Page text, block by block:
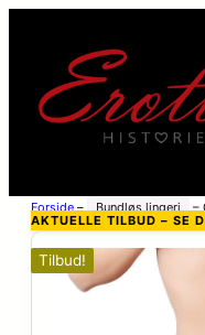
Forside– Bundløs lingeri –
AKTUELLE TILBUD – SE
Tilbud!